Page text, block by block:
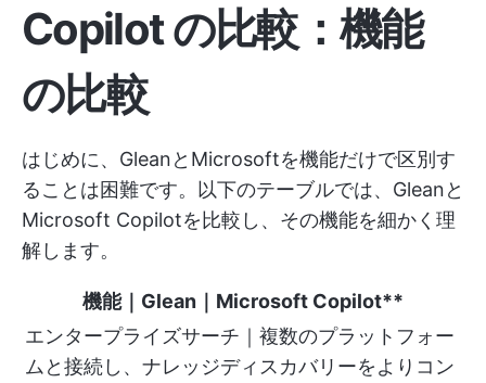
Copilot の比較：機能
の比較
はじめに、GleanとMicrosoftを機能だけで区別す
ることは困難です。以下のテーブルでは、Gleanと
Microsoft Copilotを比較し、その機能を細かく理
解します。
機能｜ Glean ｜ Microsoft Copilot**
エンタープライズサーチ｜複数のプラットフォー
ムと接続し、ナレッジディスカバリーをよりコン